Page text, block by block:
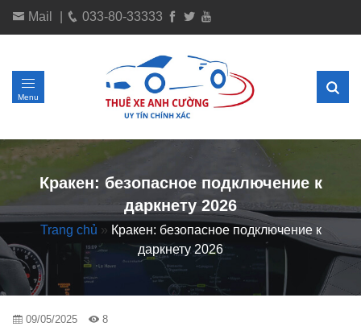
Mail 033-80-33333
Menu
Кракен: безопасное подключение к
даркнету 2026
Trang chủ » Кракен: безопасное подключение к
даркнету 2026
09/05/2025 8